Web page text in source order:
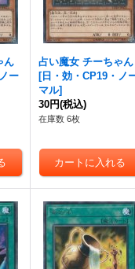
ん
ー
占い魔女 チーちゃん
[日・効・CP19・ノ
マル]
30円(税込)
在庫数 6枚